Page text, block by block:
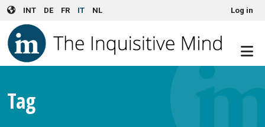
Skip to main content
INT DE FR IT NL User account menuLog in
Tag